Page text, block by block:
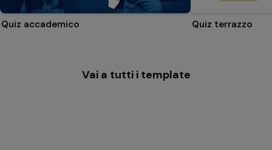
Quiz accademico Quiz terrazzo
Vai a tutti i template